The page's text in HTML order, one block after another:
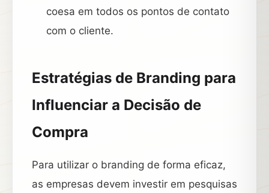
coesa em todos os pontos de contato
com o cliente.
Estratégias de Branding para
Influenciar a Decisão de
Compra
Para utilizar o branding de forma eficaz,
as empresas devem investir em pesquisas